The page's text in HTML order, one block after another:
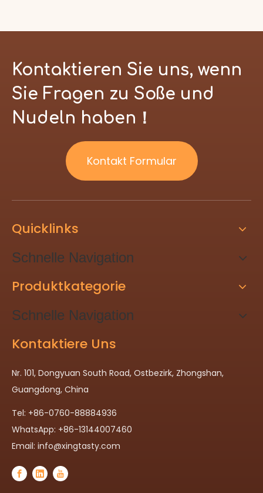
Kontaktieren Sie uns, wenn
Sie Fragen zu Soße und
Nudeln haben！
Kontakt Formular
Quicklinks
Schnelle Navigation
Produktkategorie
Schnelle Navigation
Kontaktiere Uns
Nr. 101, Dongyuan South Road, Ostbezirk, Zhongshan,
Guangdong, China
Tel: +86-0760-88884936
WhatsApp: +86-13144007460
Email: info@xingtasty.com